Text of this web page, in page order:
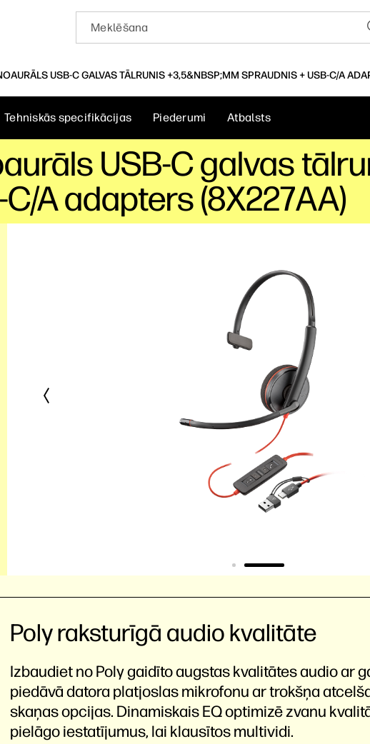
USB-C GALVAS TĀLRUNIS +3,5&NBSP;MM SPRAUDNIS + USB-C/A
Tehniskās specifikācijas Piederumi Atbalsts
USB-C galvas
A adapters (8X227AA)
Poly raksturīgā audio kvalitāte
Izbaudiet no Poly gaidīto augstas kvalitātes audio ar
piedāvā datora platjoslas mikrofonu ar trokšņa
skaņas opcijas. Dinamiskais EQ optimizē zvanu
pielāgo iestatījumus, lai klausītos multividi.